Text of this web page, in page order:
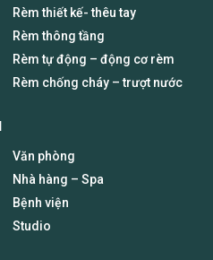
Rèm thiết kế- thêu tay
Rèm thông tầng
Rèm tự động – động cơ rèm
Rèm chống cháy – trượt nước
Văn phòng
Nhà hàng – Spa
Bệnh viện
Studio